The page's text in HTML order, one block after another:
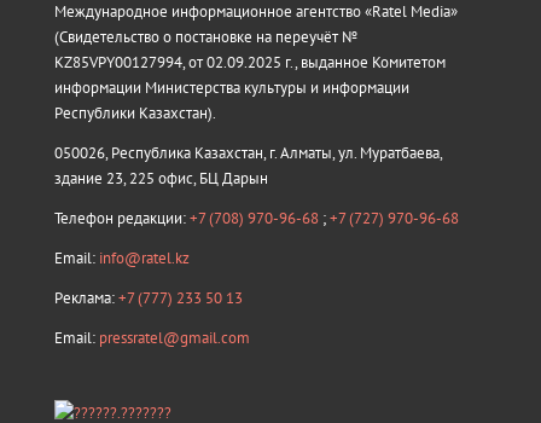
Международное информационное агентство «Ratel Media»
(Свидетельство о постановке на переучёт №
KZ85VPY00127994, от 02.09.2025 г., выданное Комитетом
информации Министерства культуры и информации
Республики Казахстан).
050026, Республика Казахстан, г. Алматы, ул. Муратбаева,
здание 23, 225 офис, БЦ Дарын
Телефон редакции:+7 (708) 970-96-68 ;+7 (727) 970-96-68
Email: info@ratel.kz
Реклама:+7 (777) 233 50 13
Email: pressratel@gmail.com